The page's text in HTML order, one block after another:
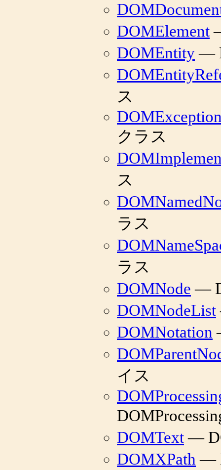
DOMElement
DOMEntity—
ス
クラス
ス
ラス
ラス
DOMNode —
DOMNodeList
DOMNotation
イス
DOMText—
DOMXPath —